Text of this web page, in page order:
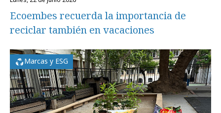
Ecoembes recuerda la importancia de
reciclar también en vacaciones
Marcas y ESG